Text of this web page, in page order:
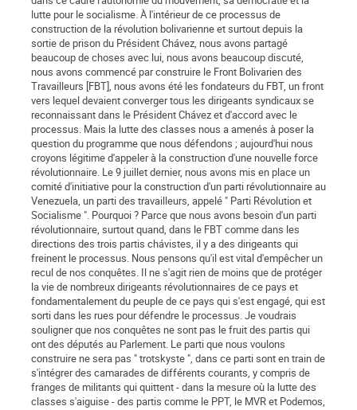
lutte pour le socialisme. À l'intérieur de ce processus de
construction de la révolution bolivarienne et surtout depuis la
sortie de prison du Président Chávez, nous avons partagé
beaucoup de choses avec lui, nous avons beaucoup discuté,
nous avons commencé par construire le Front Bolivarien des
Travailleurs [FBT], nous avons été les fondateurs du FBT, un front
vers lequel devaient converger tous les dirigeants syndicaux se
reconnaissant dans le Président Chávez et d'accord avec le
processus. Mais la lutte des classes nous a amenés à poser la
question du programme que nous défendons ; aujourd'hui nous
croyons légitime d'appeler à la construction d'une nouvelle force
révolutionnaire. Le 9 juillet dernier, nous avons mis en place un
comité d'initiative pour la construction d'un parti révolutionnaire au
Venezuela, un parti des travailleurs, appelé " Parti Révolution et
Socialisme ". Pourquoi ? Parce que nous avons besoin d'un parti
révolutionnaire, surtout quand, dans le FBT comme dans les
directions des trois partis chávistes, il y a des dirigeants qui
freinent le processus. Nous pensons qu'il est vital d'empêcher un
recul de nos conquêtes. Il ne s'agit rien de moins que de protéger
la vie de nombreux dirigeants révolutionnaires de ce pays et
fondamentalement du peuple de ce pays qui s'est engagé, qui est
sorti dans les rues pour défendre le processus. Je voudrais
souligner que nos conquêtes ne sont pas le fruit des partis qui
ont des députés au Parlement. Le parti que nous voulons
construire ne sera pas " trotskyste ", dans ce parti sont en train de
s'intégrer des camarades de différents courants, y compris de
franges de militants qui quittent - dans la mesure où la lutte des
classes s'aiguise - des partis comme le PPT, le MVR et Podemos,